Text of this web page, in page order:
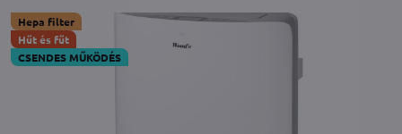
Hepa filter
Hűt és fűt
CSENDES MŰKÖDÉS